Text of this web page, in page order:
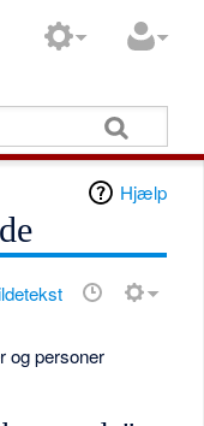
Hjælp
og personer